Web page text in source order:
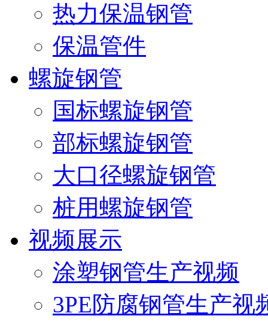
热力保温钢管
保温管件
螺旋钢管
国标螺旋钢管
部标螺旋钢管
大口径螺旋钢管
桩用螺旋钢管
视频展示
涂塑钢管生产视频
3PE防腐钢管生产视